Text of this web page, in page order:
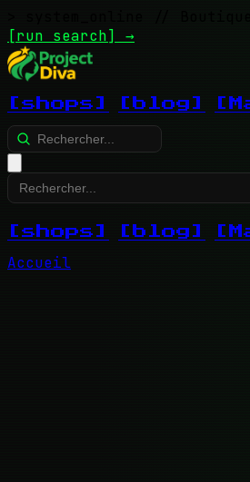
//
[run search] →
[shops] [blog]
[shops] [blog]
Accueil